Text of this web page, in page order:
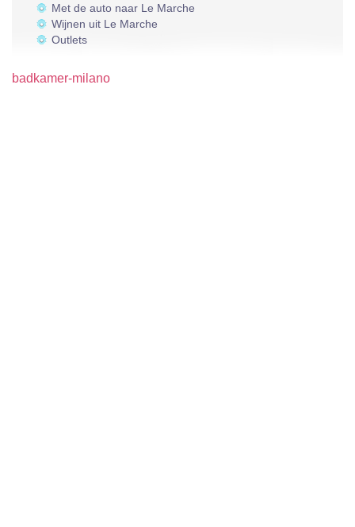
Met de auto naar Le Marche
Wijnen uit Le Marche
Outlets
badkamer-milano